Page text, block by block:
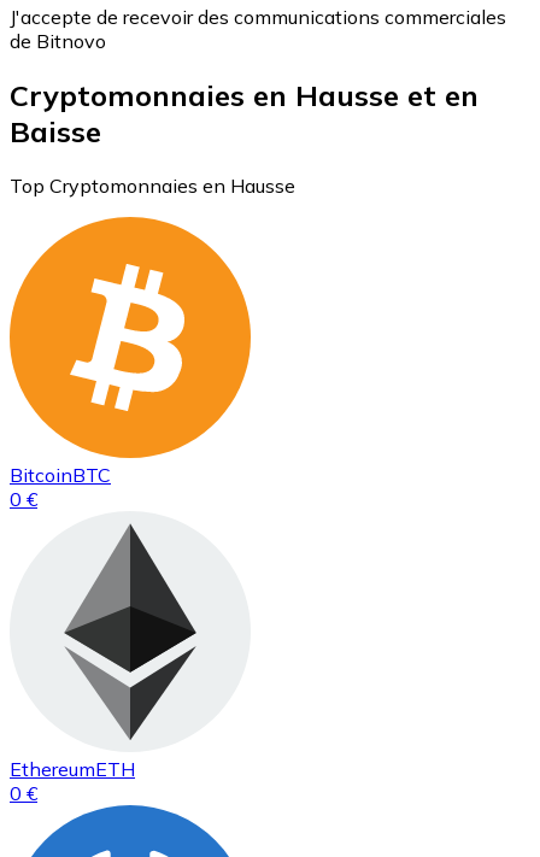
J'accepte de recevoir des communications commerciales
de Bitnovo
Cryptomonnaies en Hausse et en
Baisse
Top Cryptomonnaies en Hausse
BitcoinBTC
0 €
EthereumETH
0 €